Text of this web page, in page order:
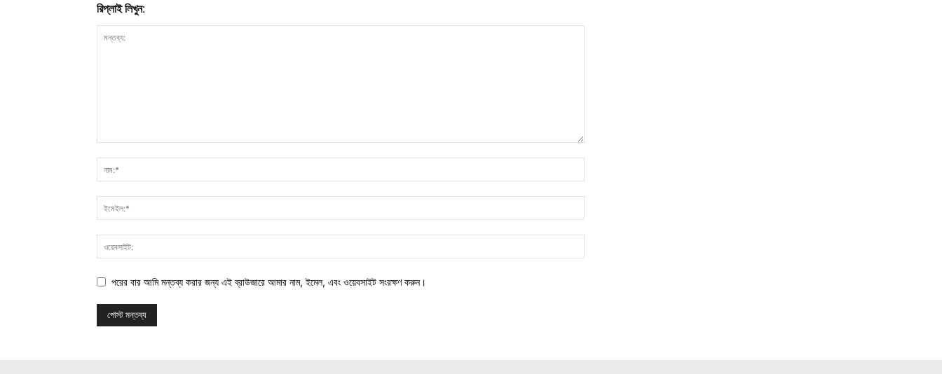
রিপ্লাই লিখুন:
পরের বার আমি মন্তব্য করার জন্য এই ব্রাউজারে আমার নাম, ইমেল, এবং ওয়েবসাইট সংরক্ষণ করুন।